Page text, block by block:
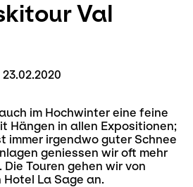
Val
im Hochwinter eine feine
Hängen in allen Expositionen;
irgendwo guter Schnee
geniessen wir oft mehr
Touren gehen wir von
La Sage an.